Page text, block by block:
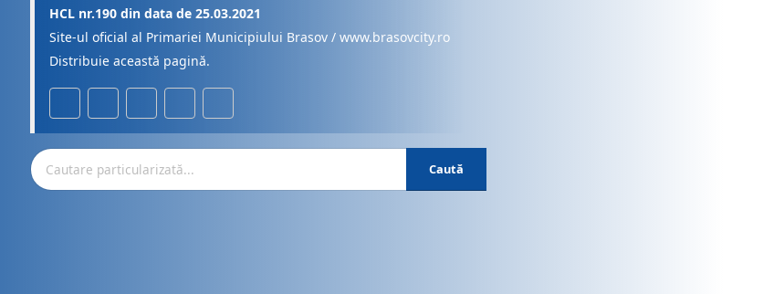
HCL nr.190 din data de 25.03.2021
Site-ul oficial al Primariei Municipiului Brasov / www.brasovcity.ro
Distribuie această pagină.
Caută